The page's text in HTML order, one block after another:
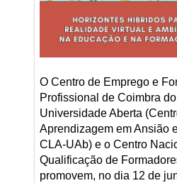
O Centro de Emprego e
Profissional de Coimbra do
Universidade Aberta
Aprendizagem em Ansião
CLA-UAb) e o Centro
Qualificação de
promovem, no dia 12 de